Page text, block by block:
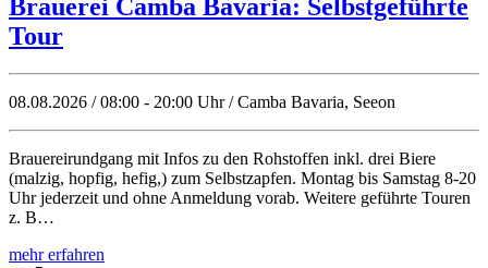
Brauerei Camba Bavaria: Selbstgeführte
Tour
08.08.2026 / 08:00 - 20:00 Uhr / Camba Bavaria, Seeon
Brauereirundgang mit Infos zu den Rohstoffen inkl. drei Biere
(malzig, hopfig, hefig,) zum Selbstzapfen. Montag bis Samstag 8-20
Uhr jederzeit und ohne Anmeldung vorab. Weitere geführte Touren
z. B…
mehr erfahren